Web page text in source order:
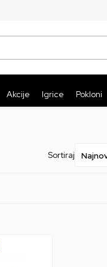
Akcije Igrice Pokloni
Sortiraj